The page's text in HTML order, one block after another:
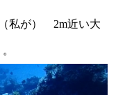
私が） 2m近い大